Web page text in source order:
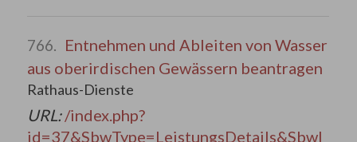
766. Entnehmen und Ableiten von Wasser
aus oberirdischen Gewässern beantragen
Rathaus-Dienste
URL:/index.php?
id=37&SbwType=LeistungsDetails&SbwI